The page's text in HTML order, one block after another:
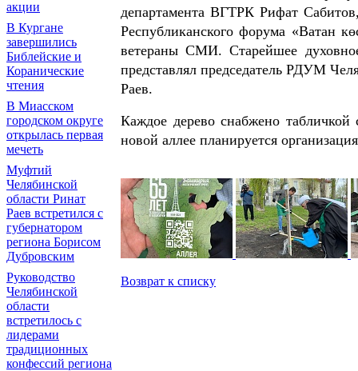
акции
В Кургане
завершились
Библейские и
Коранические
чтения
В Миасском
городском округе
открылась первая
мечеть
Муфтий
Челябинской
области Ринат
Раев встретился с
губернатором
региона Борисом
Дубровским
Руководство
Челябинской
области
встретилось с
лидерами
традиционных
конфессий региона
департамента ВГТРК Рифат
Республиканского форума «Ватан
ветераны СМИ. Старейшее
представлял председатель РДУМ
Раев.
Каждое дерево снабжено
новой аллее планируется
Возврат к списку